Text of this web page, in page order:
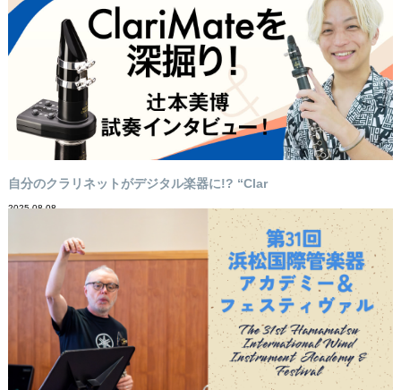
自分のクラリネットがデジタル楽器に!? “Clar
2025-08-08